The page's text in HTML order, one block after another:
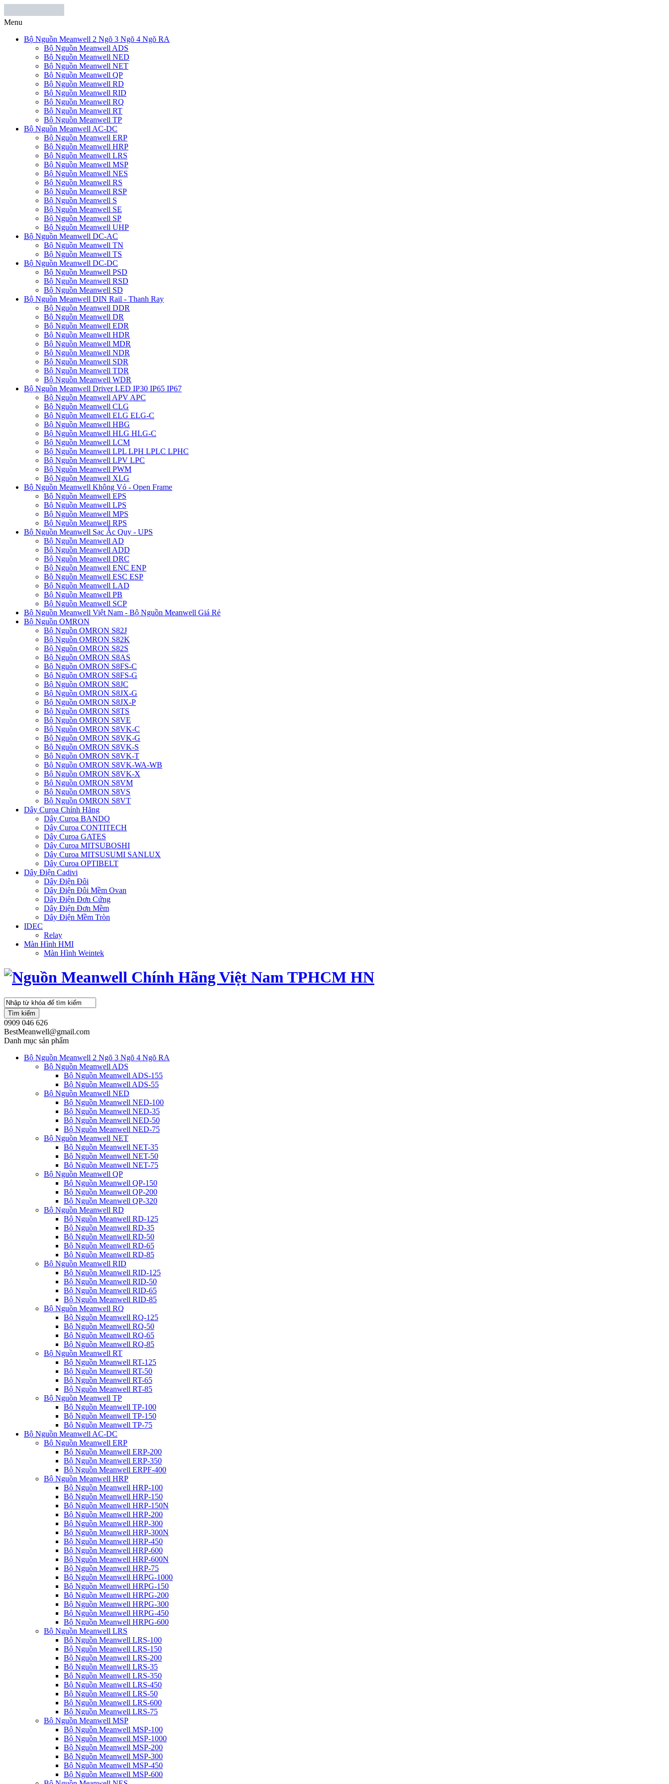
Menu
Bộ Nguồn Meanwell 2 Ngõ 3 Ngõ 4 Ngõ RA
Bộ Nguồn Meanwell ADS
Bộ Nguồn Meanwell NED
Bộ Nguồn Meanwell NET
Bộ Nguồn Meanwell QP
Bộ Nguồn Meanwell RD
Bộ Nguồn Meanwell RID
Bộ Nguồn Meanwell RQ
Bộ Nguồn Meanwell RT
Bộ Nguồn Meanwell TP
Bộ Nguồn Meanwell AC-DC
Bộ Nguồn Meanwell ERP
Bộ Nguồn Meanwell HRP
Bộ Nguồn Meanwell LRS
Bộ Nguồn Meanwell MSP
Bộ Nguồn Meanwell NES
Bộ Nguồn Meanwell RS
Bộ Nguồn Meanwell RSP
Bộ Nguồn Meanwell S
Bộ Nguồn Meanwell SE
Bộ Nguồn Meanwell SP
Bộ Nguồn Meanwell UHP
Bộ Nguồn Meanwell DC-AC
Bộ Nguồn Meanwell TN
Bộ Nguồn Meanwell TS
Bộ Nguồn Meanwell DC-DC
Bộ Nguồn Meanwell PSD
Bộ Nguồn Meanwell RSD
Bộ Nguồn Meanwell SD
Bộ Nguồn Meanwell DIN Rail - Thanh Ray
Bộ Nguồn Meanwell DDR
Bộ Nguồn Meanwell DR
Bộ Nguồn Meanwell EDR
Bộ Nguồn Meanwell HDR
Bộ Nguồn Meanwell MDR
Bộ Nguồn Meanwell NDR
Bộ Nguồn Meanwell SDR
Bộ Nguồn Meanwell TDR
Bộ Nguồn Meanwell WDR
Bộ Nguồn Meanwell Driver LED IP30 IP65 IP67
Bộ Nguồn Meanwell APV APC
Bộ Nguồn Meanwell CLG
Bộ Nguồn Meanwell ELG ELG-C
Bộ Nguồn Meanwell HBG
Bộ Nguồn Meanwell HLG HLG-C
Bộ Nguồn Meanwell LCM
Bộ Nguồn Meanwell LPL LPH LPLC LPHC
Bộ Nguồn Meanwell LPV LPC
Bộ Nguồn Meanwell PWM
Bộ Nguồn Meanwell XLG
Bộ Nguồn Meanwell Không Vỏ - Open Frame
Bộ Nguồn Meanwell EPS
Bộ Nguồn Meanwell LPS
Bộ Nguồn Meanwell MPS
Bộ Nguồn Meanwell RPS
Bộ Nguồn Meanwell Sạc Ắc Quy - UPS
Bộ Nguồn Meanwell AD
Bộ Nguồn Meanwell ADD
Bộ Nguồn Meanwell DRC
Bộ Nguồn Meanwell ENC ENP
Bộ Nguồn Meanwell ESC ESP
Bộ Nguồn Meanwell LAD
Bộ Nguồn Meanwell PB
Bộ Nguồn Meanwell SCP
Bộ Nguồn Meanwell Việt Nam - Bộ Nguồn Meanwell Giá Rẻ
Bộ Nguồn OMRON
Bộ Nguồn OMRON S82J
Bộ Nguồn OMRON S82K
Bộ Nguồn OMRON S82S
Bộ Nguồn OMRON S8AS
Bộ Nguồn OMRON S8FS-C
Bộ Nguồn OMRON S8FS-G
Bộ Nguồn OMRON S8JC
Bộ Nguồn OMRON S8JX-G
Bộ Nguồn OMRON S8JX-P
Bộ Nguồn OMRON S8TS
Bộ Nguồn OMRON S8VE
Bộ Nguồn OMRON S8VK-C
Bộ Nguồn OMRON S8VK-G
Bộ Nguồn OMRON S8VK-S
Bộ Nguồn OMRON S8VK-T
Bộ Nguồn OMRON S8VK-WA-WB
Bộ Nguồn OMRON S8VK-X
Bộ Nguồn OMRON S8VM
Bộ Nguồn OMRON S8VS
Bộ Nguồn OMRON S8VT
Dây Curoa Chính Hãng
Dây Curoa BANDO
Dây Curoa CONTITECH
Dây Curoa GATES
Dây Curoa MITSUBOSHI
Dây Curoa MITSUSUMI SANLUX
Dây Curoa OPTIBELT
Dây Điện Cadivi
Dây Điện Đôi
Dây Điện Đôi Mềm Ovan
Dây Điện Đơn Cứng
Dây Điện Đơn Mềm
Dây Điện Mềm Tròn
IDEC
Relay
Màn Hình HMI
Màn Hình Weintek
Tìm kiếm
0909 046 626
BestMeanwell@gmail.com
Danh mục sản phẩm
Bộ Nguồn Meanwell 2 Ngõ 3 Ngõ 4 Ngõ RA
Bộ Nguồn Meanwell ADS
Bộ Nguồn Meanwell ADS-155
Bộ Nguồn Meanwell ADS-55
Bộ Nguồn Meanwell NED
Bộ Nguồn Meanwell NED-100
Bộ Nguồn Meanwell NED-35
Bộ Nguồn Meanwell NED-50
Bộ Nguồn Meanwell NED-75
Bộ Nguồn Meanwell NET
Bộ Nguồn Meanwell NET-35
Bộ Nguồn Meanwell NET-50
Bộ Nguồn Meanwell NET-75
Bộ Nguồn Meanwell QP
Bộ Nguồn Meanwell QP-150
Bộ Nguồn Meanwell QP-200
Bộ Nguồn Meanwell QP-320
Bộ Nguồn Meanwell RD
Bộ Nguồn Meanwell RD-125
Bộ Nguồn Meanwell RD-35
Bộ Nguồn Meanwell RD-50
Bộ Nguồn Meanwell RD-65
Bộ Nguồn Meanwell RD-85
Bộ Nguồn Meanwell RID
Bộ Nguồn Meanwell RID-125
Bộ Nguồn Meanwell RID-50
Bộ Nguồn Meanwell RID-65
Bộ Nguồn Meanwell RID-85
Bộ Nguồn Meanwell RQ
Bộ Nguồn Meanwell RQ-125
Bộ Nguồn Meanwell RQ-50
Bộ Nguồn Meanwell RQ-65
Bộ Nguồn Meanwell RQ-85
Bộ Nguồn Meanwell RT
Bộ Nguồn Meanwell RT-125
Bộ Nguồn Meanwell RT-50
Bộ Nguồn Meanwell RT-65
Bộ Nguồn Meanwell RT-85
Bộ Nguồn Meanwell TP
Bộ Nguồn Meanwell TP-100
Bộ Nguồn Meanwell TP-150
Bộ Nguồn Meanwell TP-75
Bộ Nguồn Meanwell AC-DC
Bộ Nguồn Meanwell ERP
Bộ Nguồn Meanwell ERP-200
Bộ Nguồn Meanwell ERP-350
Bộ Nguồn Meanwell ERPF-400
Bộ Nguồn Meanwell HRP
Bộ Nguồn Meanwell HRP-100
Bộ Nguồn Meanwell HRP-150
Bộ Nguồn Meanwell HRP-150N
Bộ Nguồn Meanwell HRP-200
Bộ Nguồn Meanwell HRP-300
Bộ Nguồn Meanwell HRP-300N
Bộ Nguồn Meanwell HRP-450
Bộ Nguồn Meanwell HRP-600
Bộ Nguồn Meanwell HRP-600N
Bộ Nguồn Meanwell HRP-75
Bộ Nguồn Meanwell HRPG-1000
Bộ Nguồn Meanwell HRPG-150
Bộ Nguồn Meanwell HRPG-200
Bộ Nguồn Meanwell HRPG-300
Bộ Nguồn Meanwell HRPG-450
Bộ Nguồn Meanwell HRPG-600
Bộ Nguồn Meanwell LRS
Bộ Nguồn Meanwell LRS-100
Bộ Nguồn Meanwell LRS-150
Bộ Nguồn Meanwell LRS-200
Bộ Nguồn Meanwell LRS-35
Bộ Nguồn Meanwell LRS-350
Bộ Nguồn Meanwell LRS-450
Bộ Nguồn Meanwell LRS-50
Bộ Nguồn Meanwell LRS-600
Bộ Nguồn Meanwell LRS-75
Bộ Nguồn Meanwell MSP
Bộ Nguồn Meanwell MSP-100
Bộ Nguồn Meanwell MSP-1000
Bộ Nguồn Meanwell MSP-200
Bộ Nguồn Meanwell MSP-300
Bộ Nguồn Meanwell MSP-450
Bộ Nguồn Meanwell MSP-600